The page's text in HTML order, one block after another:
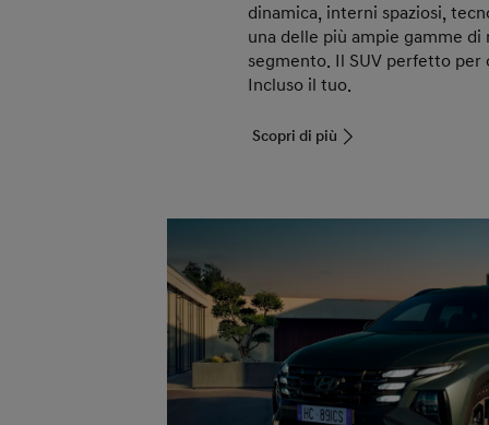
dinamica, interni spaziosi,
una delle più ampie gamme di
segmento. Il SUV perfetto per
Incluso il tuo.
Scopri di più